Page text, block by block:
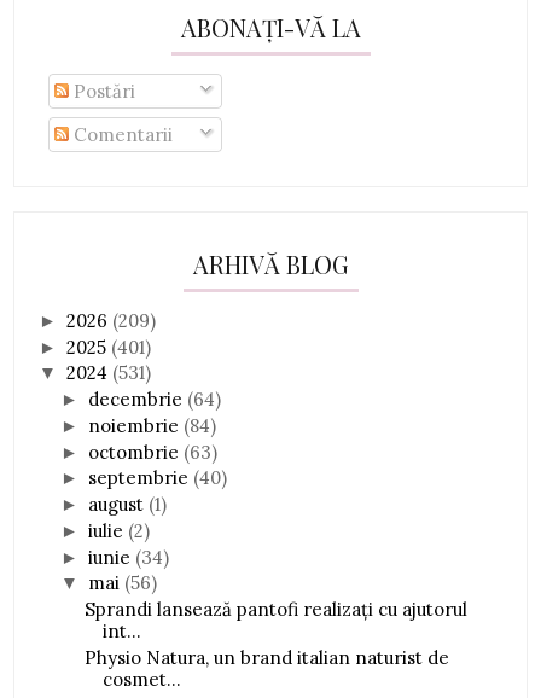
ABONAȚI-VĂ LA
Postări
Comentarii
ARHIVĂ BLOG
►2026 (209)
►2025 (401)
▼2024 (531)
► decembrie (64)
► noiembrie (84)
► octombrie (63)
► septembrie (40)
► august (1)
►iulie (2)
►iunie (34)
▼ mai (56)
Sprandi lansează pantofi realizați cu ajutorul
int...
Physio Natura, un brand italian naturist de
cosmet...